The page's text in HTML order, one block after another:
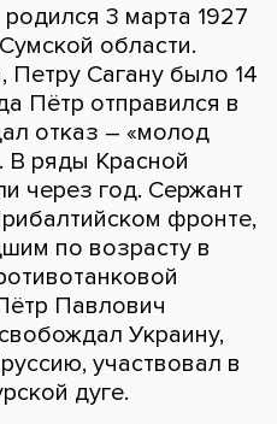
3 марта 1927
области.
Петру Сагану было 14
Пётр отправился в
отказ – «молод
В ряды Красной
через год. Сержант
фронте,
по возрасту в
Павлович
Украину,
участвовал в
дуге.